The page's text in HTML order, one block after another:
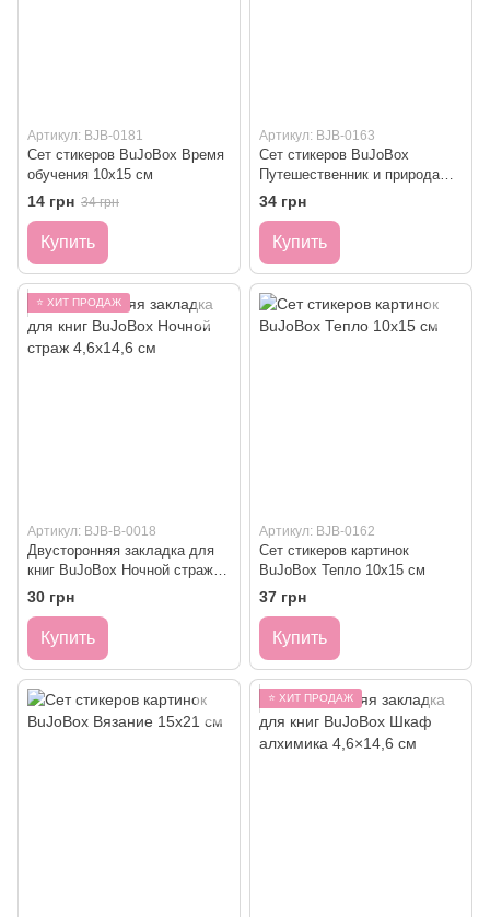
Артикул: BJB-0181
Сет стикеров BuJoBox Время
обучения 10х15 см
14 грн 34 грн
Купить
Артикул: BJB-0163
Сет стикеров BuJoBox
Путешественник и природа
10х15 см
34 грн
Купить
⭐ ХИТ ПРОДАЖ
Артикул: BJB-B-0018
Двусторонняя закладка для
книг BuJoBox Ночной страж
4,6х14,6 см
30 грн
Купить
Артикул: BJB-0162
Сет стикеров картинок
BuJoBox Тепло 10х15 см
37 грн
Купить
⭐ ХИТ ПРОДАЖ